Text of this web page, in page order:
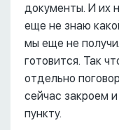
документы. И их
еще не знаю
мы еще не
готовится. Так
отдельно
сейчас закроем
пункту.